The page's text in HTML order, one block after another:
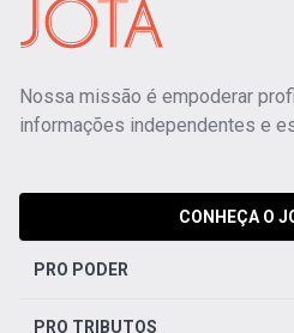
Nossa missão é empoderar
informações independentes e
CONHEÇA O
PRO PODER
PRO TRIBUTOS